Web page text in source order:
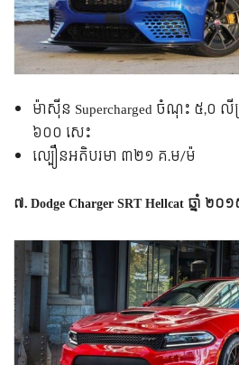
ម៉ាស៊ីន Supercharged ចំណុះ ៥,០
៦០០ សេះ
​​​​​​​​ល្បឿន​អតិបរមា ៣២១ គ.ម/ម៉
៧. Dodge Charger SRT Hellcat ឆ្នាំ ២០